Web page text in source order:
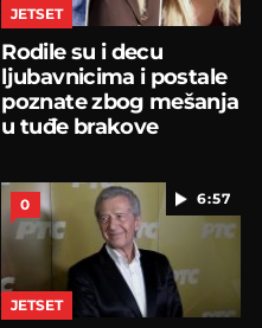
JETSET
Rodile su i decu
ljubavnicima i postale
poznate zbog mešanja
u tuđe brakove
6:57
0
JETSET